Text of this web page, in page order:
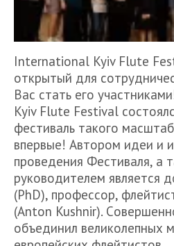
International Kyiv Flute
открытый для
Вас стать его
Kyiv Flute Festival
фестиваль такого
впервые! Автором идеи и
проведения Фестиваля, а
руководителем является
(PhD), профессор,
(Anton Kushnir).
объединил великолепных